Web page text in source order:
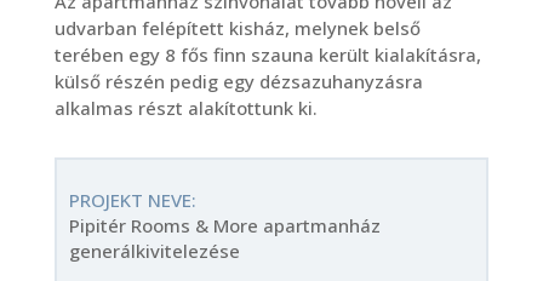
udvarban felépített kisház, melynek belső
terében egy 8 fős finn szauna került kialakításra,
külső részén pedig egy dézsazuhanyzásra
alkalmas részt alakítottunk ki.
PROJEKT NEVE:
Pipitér Rooms & More apartmanház
generálkivitelezése